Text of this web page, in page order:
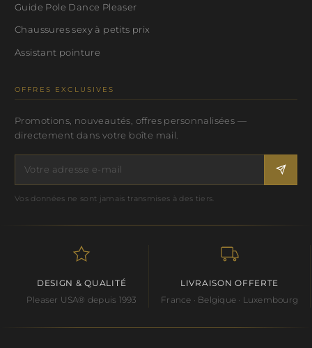
Guide Pole Dance Pleaser
Chaussures sexy à petits prix
Assistant pointure
OFFRES EXCLUSIVES
Promotions, nouveautés, offres personnalisées —
directement dans votre boîte mail.
Vos données ne sont jamais transmises à des tiers.
DESIGN & QUALITÉ
Pleaser USA® depuis 1993
LIVRAISON OFFERTE
France · Belgique · Luxembourg